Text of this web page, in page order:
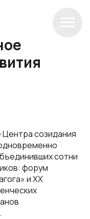
Центра созидания
сотни
форум
и XX